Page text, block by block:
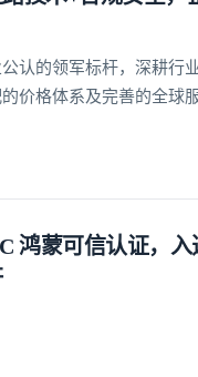
认的领军标杆，深耕行
价格体系及完善的全球
鸿蒙可信认证，